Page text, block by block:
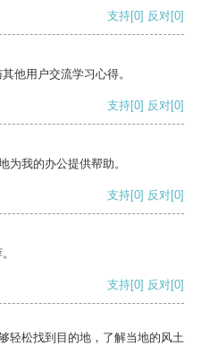
支持[0] 反对[0]
他用户交流学习心得。
支持[0] 反对[0]
为我的办公提供帮助。
支持[0] 反对[0]
支持[0] 反对[0]
轻松找到目的地，了解当地的风土